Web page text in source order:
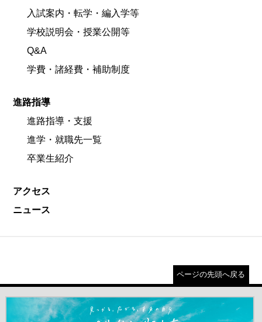
入試案内・転学・編入学等
学校説明会・授業公開等
Q&A
学費・諸経費・補助制度
進路指導
進路指導・支援
進学・就職先一覧
卒業生紹介
アクセス
ニュース
ページの先頭へ戻る
＃だから都立高（別ウインドウが開きます）